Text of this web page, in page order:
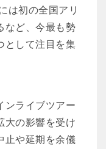
は初の全国アリ
など、今最も勢
として注目を集
ンライブツアー
大の影響を受け
止や延期を余儀